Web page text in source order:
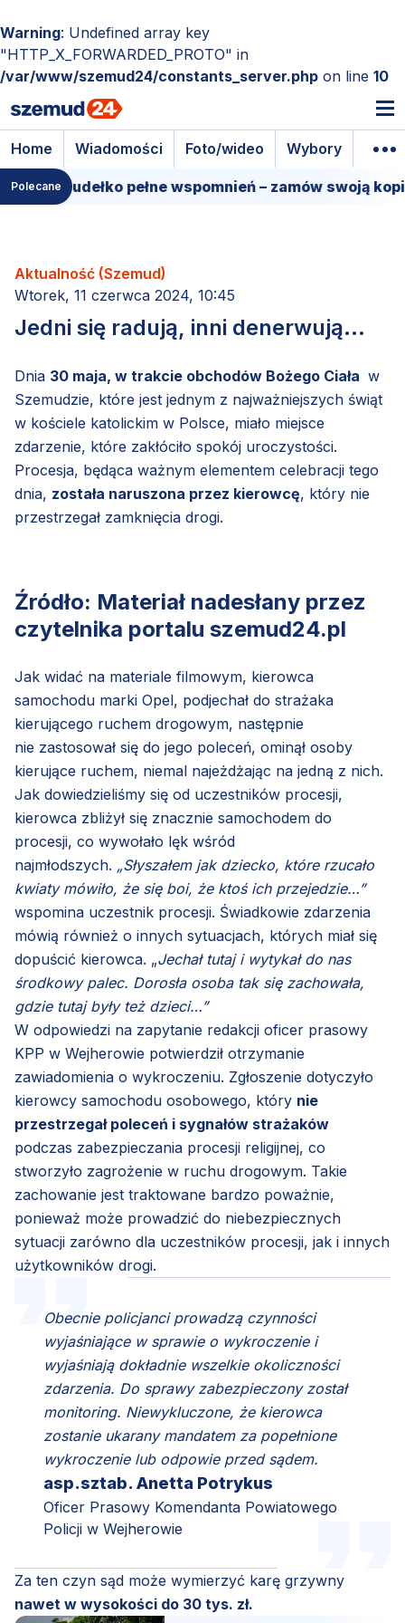
Warning: Undefined array key
"HTTP_X_FORWARDED_PROTO" in
/var/www/szemud24/constants_server.php on line 10
Home Wiadomości Foto/wideo Wybory
Polecanepudełko pełne wspomnień – zamów swoją kopię!
Aktualność (Szemud)
Wtorek, 11 czerwca 2024, 10:45
Jedni się radują, inni denerwują...
Dnia 30 maja, w trakcie obchodów Bożego Ciała w
Szemudzie, które jest jednym z najważniejszych świąt
w kościele katolickim w Polsce, miało miejsce
zdarzenie, które zakłóciło spokój uroczystości.
Procesja, będąca ważnym elementem celebracji tego
dnia, została naruszona przez kierowcę, który nie
przestrzegał zamknięcia drogi.
Źródło: Materiał nadesłany przez
czytelnika portalu szemud24.pl
Jak widać na materiale filmowym, kierowca
samochodu marki Opel, podjechał do strażaka
kierującego ruchem drogowym, następnie
nie zastosował się do jego poleceń, ominął osoby
kierujące ruchem, niemal najeżdżając na jedną z nich.
Jak dowiedzieliśmy się od uczestników procesji,
kierowca zbliżył się znacznie samochodem do
procesji, co wywołało lęk wśród
najmłodszych. „Słyszałem jak dziecko, które rzucało
kwiaty mówiło, że się boi, że ktoś ich przejedzie…”
wspomina uczestnik procesji. Świadkowie zdarzenia
mówią również o innych sytuacjach, których miał się
dopuścić kierowca. „Jechał tutaj i wytykał do nas
środkowy palec. Dorosła osoba tak się zachowała,
gdzie tutaj były też dzieci…”
W odpowiedzi na zapytanie redakcji oficer prasowy
KPP w Wejherowie potwierdził otrzymanie
zawiadomienia o wykroczeniu. Zgłoszenie dotyczyło
kierowcy samochodu osobowego, który nie
przestrzegał poleceń i sygnałów strażaków
podczas zabezpieczania procesji religijnej, co
stworzyło zagrożenie w ruchu drogowym. Takie
zachowanie jest traktowane bardzo poważnie,
ponieważ może prowadzić do niebezpiecznych
sytuacji zarówno dla uczestników procesji, jak i innych
użytkowników drogi.
Obecnie policjanci prowadzą czynności
wyjaśniające w sprawie o wykroczenie i
wyjaśniają dokładnie wszelkie okoliczności
zdarzenia. Do sprawy zabezpieczony został
monitoring. Niewykluczone, że kierowca
zostanie ukarany mandatem za popełnione
wykroczenie lub odpowie przed sądem.
asp.sztab. Anetta Potrykus
Oficer Prasowy Komendanta Powiatowego
Policji w Wejherowie
Za ten czyn sąd może wymierzyć karę grzywny
nawet w wysokości do 30 tys. zł.